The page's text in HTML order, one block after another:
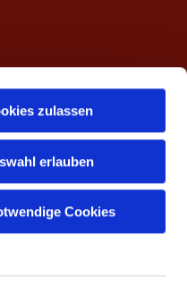
zulassen
erlauben
Cookies